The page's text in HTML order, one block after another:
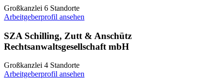
Großkanzlei 6 Standorte
Arbeitgeberprofil ansehen
SZA Schilling, Zutt & Anschütz
Rechtsanwaltsgesellschaft mbH
Großkanzlei 4 Standorte
Arbeitgeberprofil ansehen